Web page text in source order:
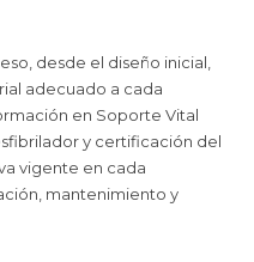
desde el diseño inicial,
adecuado a cada
en Soporte Vital
y certificación del
vigente en cada
mantenimiento y